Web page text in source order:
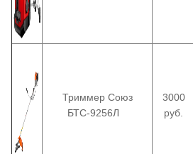
Триммер Союз
БТС-9256Л
3000
руб.